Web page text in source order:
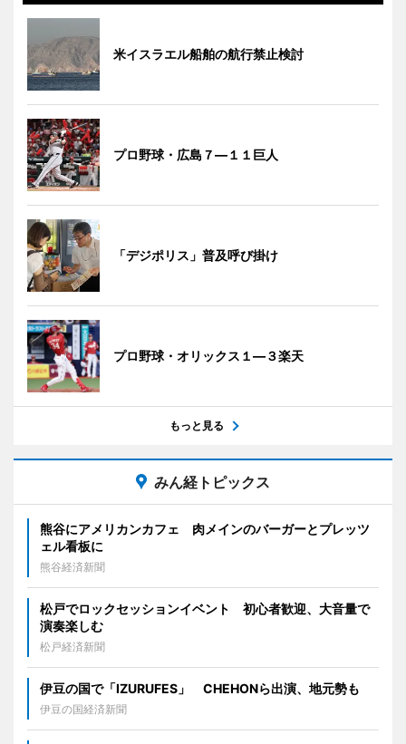
米イスラエル船舶の航行禁止検討
プロ野球・広島７―１１巨人
「デジポリス」普及呼び掛け
プロ野球・オリックス１―３楽天
もっと見る
みん経トピックス
熊谷にアメリカンカフェ 肉メインのバーガーとプレッツ
ェル看板に
熊谷経済新聞
松戸でロックセッションイベント 初心者歓迎、大音量で
演奏楽しむ
松戸経済新聞
伊豆の国で「IZURUFES」 CHEHONら出演、地元勢も
伊豆の国経済新聞